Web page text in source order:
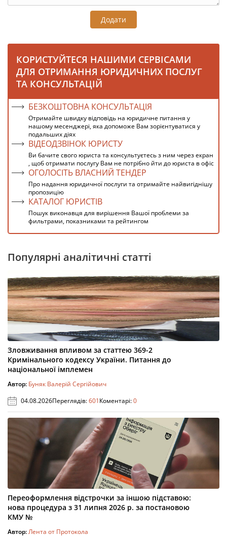
Додати
КОРИСТУЙТЕСЯ НАШИМИ СЕРВІСАМИ
ДЛЯ ОТРИМАННЯ ЮРИДИЧНИХ ПОСЛУГ
ТА КОНСУЛЬТАЦІЙ
БЕЗКОШТОВНА КОНСУЛЬТАЦІЯ
Отримайте швидку відповідь на юридичне питання у
нашому месенджері, яка допоможе Вам зорієнтуватися у
подальших діях
ВІДЕОДЗВІНОК ЮРИСТУ
Ви бачите свого юриста та консультуєтесь з ним через екран
, щоб отримати послугу Вам не потрібно йти до юриста в офіс
ОГОЛОСІТЬ ВЛАСНИЙ ТЕНДЕР
Про надання юридичної послуги та отримайте найвигіднішу
пропозицію
КАТАЛОГ ЮРИСТІВ
Пошук виконавця для вирішення Вашої проблеми за
фильтрами, показниками та рейтингом
Популярні аналітичні статті
Зловживання впливом за статтею 369-2
Кримінального кодексу України. Питання до
національної імплемен
Автор: Буняк Валерій Сергійович
04.08.2026Переглядів:601Коментарі:0
Переоформлення відстрочки за іншою підставою:
нова процедура з 31 липня 2026 р. за постановою
КМУ №
Автор:Лента от Протокола